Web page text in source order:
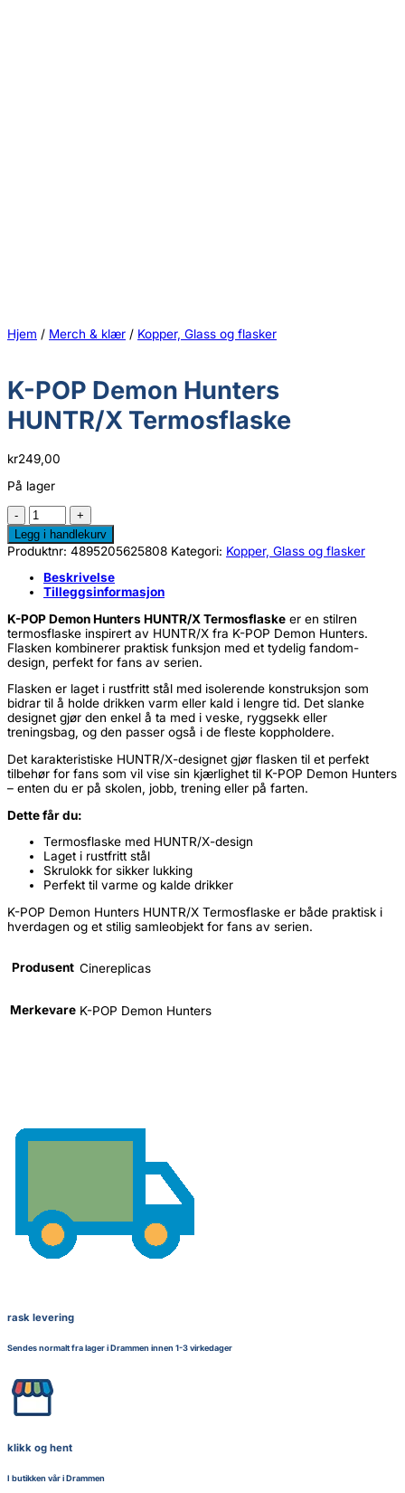
Hjem / Merch & klær / Kopper, Glass og flasker
K-POP Demon Hunters
HUNTR/X Termosflaske
kr249,00
På lager
K-
POP
Demon
Hunters
HUNTR/X
Termosflaske
antall
Legg i handlekurv
Produktnr: 4895205625808 Kategori: Kopper, Glass og flasker
Beskrivelse
Tilleggsinformasjon
K-POP Demon Hunters HUNTR/X Termosflaske er en stilren
termosflaske inspirert av HUNTR/X fra K-POP Demon Hunters.
Flasken kombinerer praktisk funksjon med et tydelig fandom-
design, perfekt for fans av serien.
Flasken er laget i rustfritt stål med isolerende konstruksjon som
bidrar til å holde drikken varm eller kald i lengre tid. Det slanke
designet gjør den enkel å ta med i veske, ryggsekk eller
treningsbag, og den passer også i de fleste koppholdere.
Det karakteristiske HUNTR/X-designet gjør flasken til et perfekt
tilbehør for fans som vil vise sin kjærlighet til K-POP Demon Hunters
– enten du er på skolen, jobb, trening eller på farten.
Dette får du:
Termosflaske med HUNTR/X-design
Laget i rustfritt stål
Skrulokk for sikker lukking
Perfekt til varme og kalde drikker
K-POP Demon Hunters HUNTR/X Termosflaske er både praktisk i
hverdagen og et stilig samleobjekt for fans av serien.
Produsent Cinereplicas
Merkevare K-POP Demon Hunters
rask levering
Sendes normalt fra lager i Drammen innen 1-3 virkedager
klikk og hent
I butikken vår i Drammen